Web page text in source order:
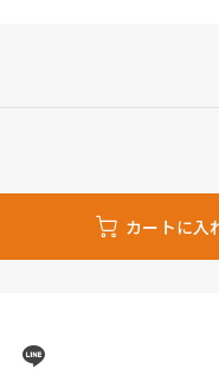
カートに入